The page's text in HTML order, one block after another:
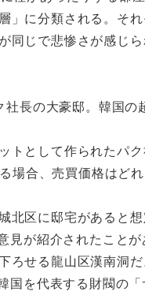
」に分類される。そ
同じで悲惨さが感じ
長の大豪邸。韓国の
トとして作られたパ
場合、売買価格はど
北区に邸宅があると
見が紹介されたこと
ろせる龍山区漢南洞
国を代表する財閥の